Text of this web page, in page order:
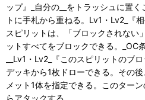
ップ』_自分の__をトラッシュに置
トに手札から重ねる。Lv1・Lv2_『
スピリットは、「ブロックされない
ットすべてをブロックできる。_OC
__Lv1・Lv2_『このスピリットのブ
デッキから1枚ドローできる。その
メット1体を指定できる。このター
らアタックする。